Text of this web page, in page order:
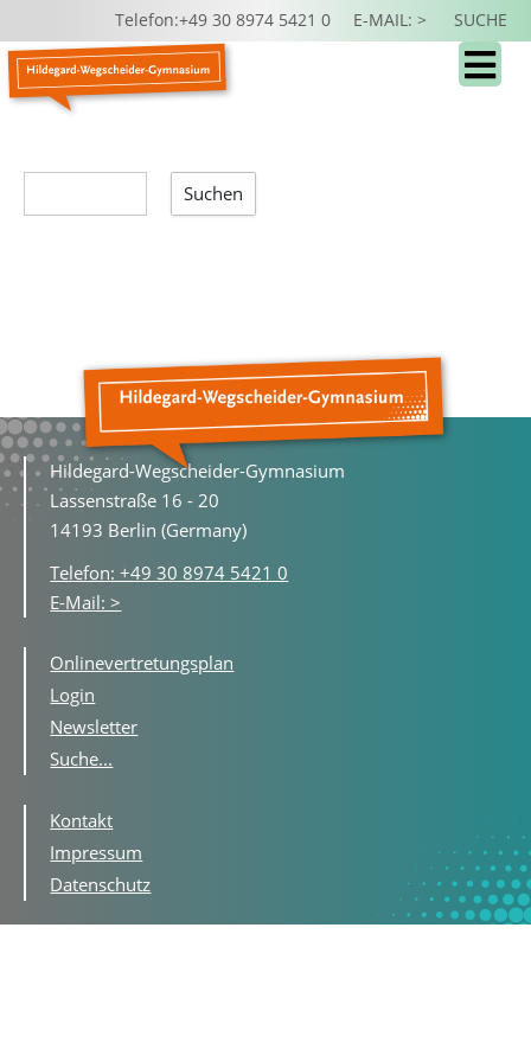
Telefon:+49 30 8974 5421 0 E-MAIL: > SUCHE
Suchen
Hildegard-Wegscheider-Gymnasium
Lassenstraße 16 - 20
14193 Berlin (Germany)
Telefon: +49 30 8974 5421 0
E-Mail: >
Onlinevertretungsplan
Login
Newsletter
Suche...
Kontakt
Impressum
Datenschutz